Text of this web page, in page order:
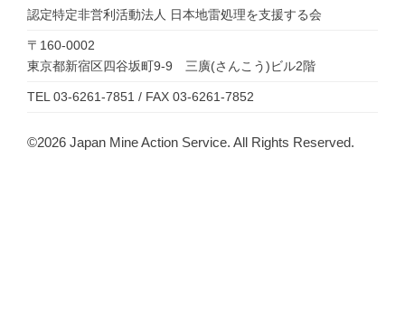
認定特定非営利活動法人 日本地雷処理を支援する会
〒160-0002
東京都新宿区四谷坂町9-9 三廣(さんこう)ビル2階
TEL 03-6261-7851 / FAX 03-6261-7852
©2026 Japan Mine Action Service. All Rights Reserved.